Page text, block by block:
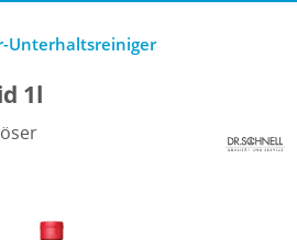
Unterhaltsreiniger
1l